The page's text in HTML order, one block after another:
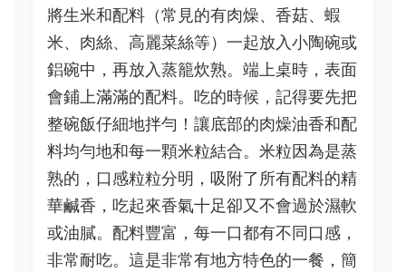
將生米和配料（常見的有肉燥、香菇、蝦
米、肉絲、高麗菜絲等）一起放入小陶碗或
鋁碗中，再放入蒸籠炊熟。端上桌時，表面
會鋪上滿滿的配料。吃的時候，記得要先把
整碗飯仔細地拌勻！讓底部的肉燥油香和配
料均勻地和每一顆米粒結合。米粒因為是蒸
熟的，口感粒粒分明，吸附了所有配料的精
華鹹香，吃起來香氣十足卻又不會過於濕軟
或油膩。配料豐富，每一口都有不同口感，
非常耐吃。這是非常有地方特色的一餐，簡